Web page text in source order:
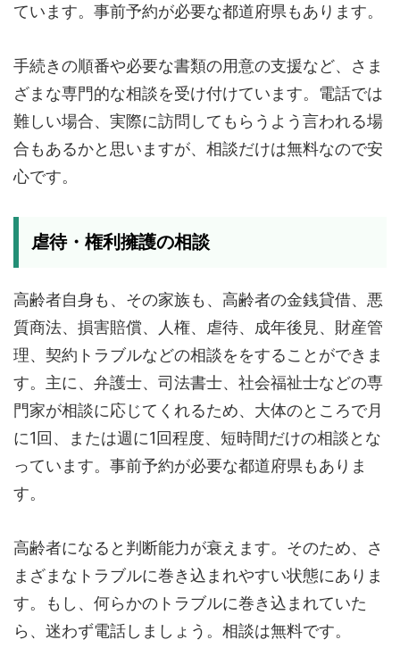
ています。事前予約が必要な都道府県もあります。
手続きの順番や必要な書類の用意の支援など、さま
ざまな専門的な相談を受け付けています。電話では
難しい場合、実際に訪問してもらうよう言われる場
合もあるかと思いますが、相談だけは無料なので安
心です。
虐待・権利擁護の相談
高齢者自身も、その家族も、高齢者の金銭貸借、悪
質商法、損害賠償、人権、虐待、成年後見、財産管
理、契約トラブルなどの相談ををすることができま
す。主に、弁護士、司法書士、社会福祉士などの専
門家が相談に応じてくれるため、大体のところで月
に1回、または週に1回程度、短時間だけの相談とな
っています。事前予約が必要な都道府県もありま
す。
高齢者になると判断能力が衰えます。そのため、さ
まざまなトラブルに巻き込まれやすい状態にありま
す。もし、何らかのトラブルに巻き込まれていた
ら、迷わず電話しましょう。相談は無料です。